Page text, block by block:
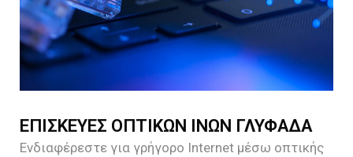
ΕΠΙΣΚΕΥΕΣ ΟΠΤΙΚΩΝ ΙΝΩΝ ΓΛΥΦΑΔΑ
Ενδιαφέρεστε για γρήγορο Internet μέσω οπτικής